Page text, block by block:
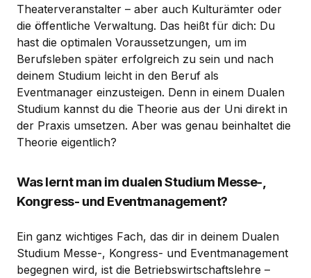
Theaterveranstalter – aber auch Kulturämter oder
die öffentliche Verwaltung. Das heißt für dich: Du
hast die optimalen Voraussetzungen, um im
Berufsleben später erfolgreich zu sein und nach
deinem Studium leicht in den Beruf als
Eventmanager einzusteigen. Denn in einem Dualen
Studium kannst du die Theorie aus der Uni direkt in
der Praxis umsetzen. Aber was genau beinhaltet die
Theorie eigentlich?
Was lernt man im dualen Studium Messe-,
Kongress- und Eventmanagement?
Ein ganz wichtiges Fach, das dir in deinem Dualen
Studium Messe-, Kongress- und Eventmanagement
begegnen wird, ist die Betriebswirtschaftslehre –